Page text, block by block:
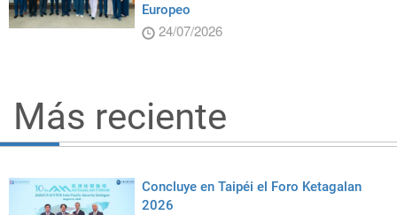
Europeo
24/07/2026
Más reciente
Concluye en Taipéi el Foro Ketagalan
2026